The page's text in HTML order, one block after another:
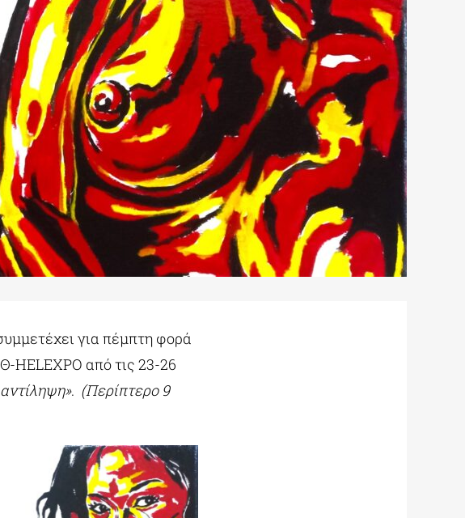
για πέμπτη φορά
HELEXPO από τις 23-26
. (Περίπτερο 9